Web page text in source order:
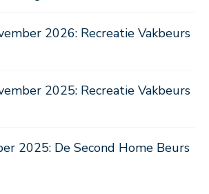
2026: Recreatie Vakbeurs
2025: Recreatie Vakbeurs
2025: De Second Home Beurs